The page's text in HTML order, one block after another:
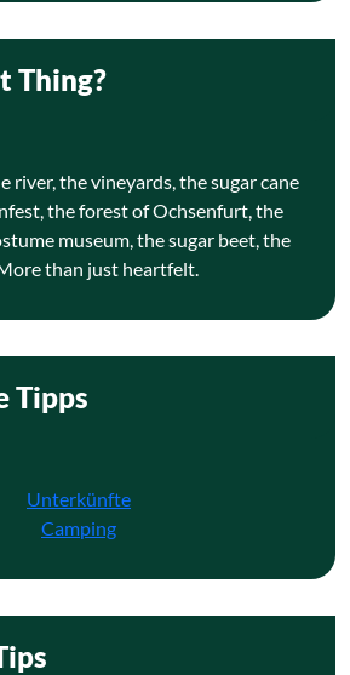
Thing?
river, the vineyards, the sugar cane
the forest of Ochsenfurt, the
museum, the sugar beet, the
than just heartfelt.
Tipps
Unterkünfte
Camping